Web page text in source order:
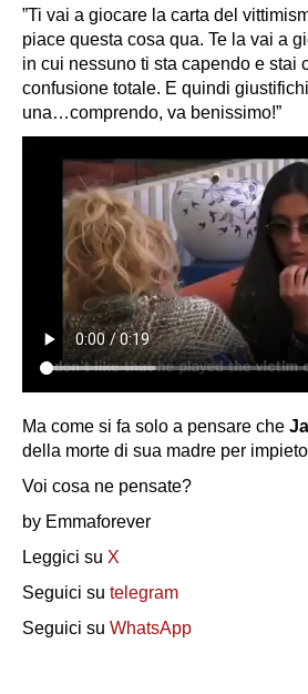
”Ti vai a giocare la carta del
piace questa cosa qua. Te la vai a
in cui nessuno ti sta capendo e stai
confusione totale. E quindi
una…comprendo, va benissimo!”
Ma come si fa solo a pensare che
della morte di sua madre per
Voi cosa ne pensate?
by Emmaforever
Leggici su X
Seguici su telegram
Seguici su WhatsApp